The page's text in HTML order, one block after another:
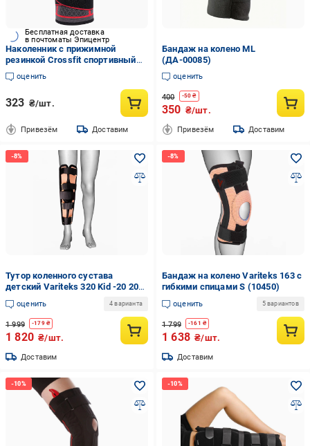
Бесплатная доставка
в почтоматы Эпицентр
Наколенник с прижимной
резинкой Crossfit спортивный
(1006-837-00)
оценить
323 ₴/шт.
Привезём Доставим
Бандаж на колено ML
(ДА-00085)
оценить
400 -50 ₴
350 ₴/шт.
Привезём Доставим
Тутор коленного сустава
детский Variteks 320 Kid -20 20-
35 см (11943)
оценить 4 варианта
1 999 -179₴
1 820 ₴/шт.
Доставим
Бандаж на колено Variteks 163 с
гибкими спицами S (10450)
оценить 5 вариантов
1 799 -161 ₴
1 638 ₴/шт.
Доставим